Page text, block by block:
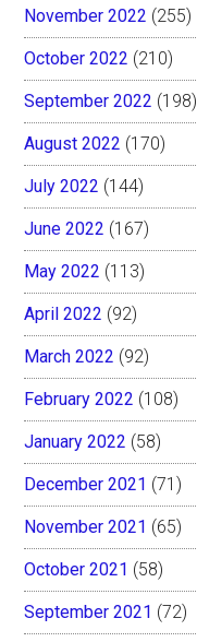
November 2022 (255)
October 2022 (210)
September 2022 (198)
August 2022 (170)
July 2022 (144)
June 2022 (167)
May 2022 (113)
April 2022 (92)
March 2022 (92)
February 2022 (108)
January 2022 (58)
December 2021 (71)
November 2021 (65)
October 2021 (58)
September 2021 (72)